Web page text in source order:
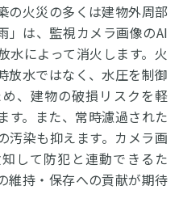
の火災の多くは建物外周部
」は、監視カメラ画像のAI
水によって消火します。火
放水ではなく、水圧を制御
、建物の破損リスクを軽
す。また、常時濾過された
汚染も抑えます。カメラ画
して防犯と連動できるた
維持・保存への貢献が期待